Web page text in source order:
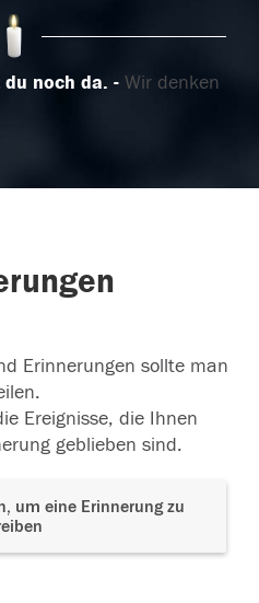
noch da.
Wir denken
Erinnerungen sollte man
Ereignisse, die Ihnen
geblieben sind.
um eine Erinnerung zu